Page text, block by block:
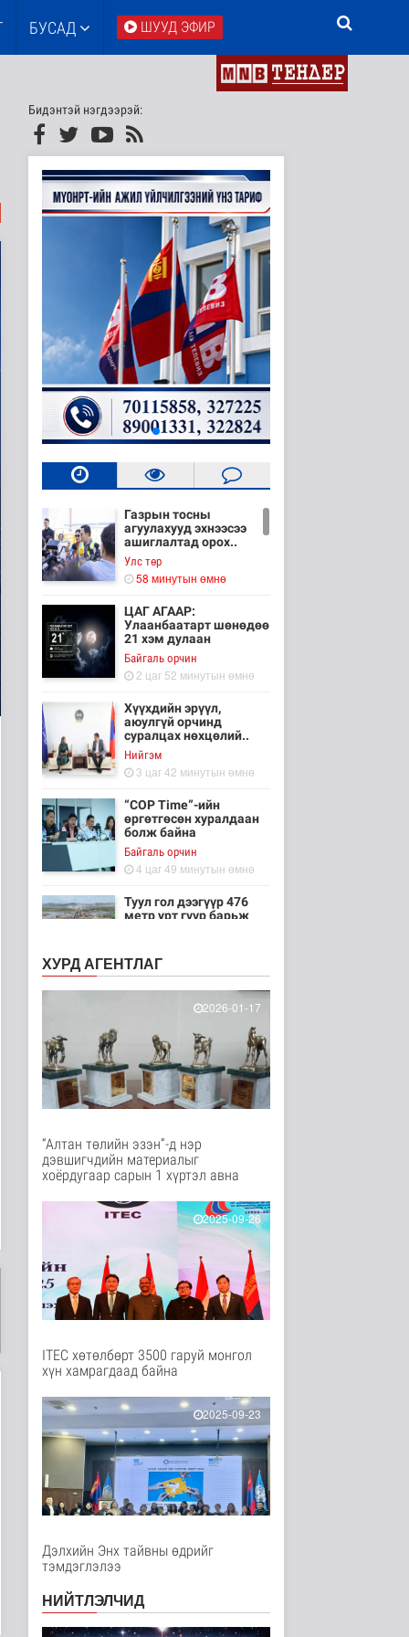
БУСАД ШУУД ЭФИР
Бидэнтэй нэгдээрэй:
Газрын тосны
агуулахууд эхнээсээ
ашиглалтад орох..
Улс төр
58 минутын өмнө
ЦАГ АГААР:
Улаанбаатарт шөнөдөө
21 хэм дулаан
Байгаль орчин
2 цаг 52 минутын өмнө
Хүүхдийн эрүүл,
аюулгүй орчинд
суралцах нөхцөлий..
Нийгэм
3 цаг 42 минутын өмнө
“COP Time”-ийн
өргөтгөсөн хуралдаан
болж байна
Байгаль орчин
4 цаг 49 минутын өмнө
Туул гол дээгүүр 476
метр урт гүүр барьж
4 цаг 4 минутын өмнө
Төслийн эхний 87 км-
ээс цааш үргэлжлэх
Нийгэм
4 цаг 14 минутын өмнө
Ерөнхий сайд БНХАУ-
аас сар бүр 12-15
Улс төр
4 цаг 20 минутын өмнө
олговрын асуудлыг
хуулийн..
4 цаг 23 минутын өмнө
Бамбай хоншоорт
могойд хатгуулахаас
сэрэмжлээрэй
7 цаг 30 минутын өмнө
эмнэлгийн салбарын
өрсөлдөх чадва..
Нийгэм
7 цаг 39 минутын өмнө
Геологи, хайгуулын
салбарт “Oxus Metals
AI” комп..
7 цаг 54 минутын өмнө
"Нарантуул",
"Дүнжингарав" худ..
Нийгэм
ХУРД АГЕНТЛАГ
2026-01-17
“Алтан төлийн эзэн”-д нэр
дэвшигчдийн материалыг
хоёрдугаар сарын 1 хүртэл авна
2025-09-26
ITEC хөтөлбөрт 3500 гаруй монгол
хүн хамрагдаад байна
2025-09-23
Дэлхийн Энх тайвны өдрийг
тэмдэглэлээ
НИЙТЛЭЛЧИД